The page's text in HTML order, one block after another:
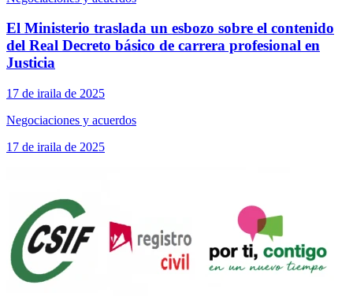
El Ministerio traslada un esbozo sobre el contenido
del Real Decreto básico de carrera profesional en
Justicia
17 de iraila de 2025
Negociaciones y acuerdos
17 de iraila de 2025